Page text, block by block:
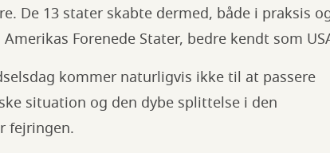
De 13 stater skabte dermed, både i praksis
Forenede Stater, bedre kendt som
kommer naturligvis ikke til at passere
situation og den dybe splittelse i den
fejringen.